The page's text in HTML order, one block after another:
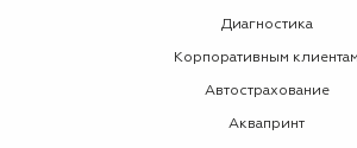
Диагностика
Корпоративным клиентам
Автострахование
Аквапринт